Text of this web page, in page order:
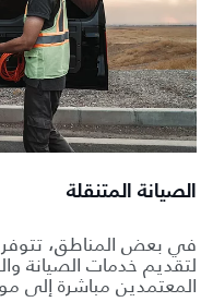
الصيانة المتنقلة
في بعض المناطق، تتوفر
لتقديم خدمات الصيانة
المعتمدين مباشرة إلى